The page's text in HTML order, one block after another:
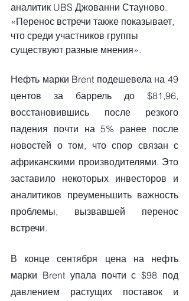
аналитик UBS Джованни Стауново.
«Перенос встречи также показывает,
что среди участников группы
существуют разные мнения».
Нефть марки Brent подешевела на 49
центов за баррель до $81,96,
восстановившись после резкого
падения почти на 5% ранее после
новостей о том, что спор связан с
африканскими производителями. Это
заставило некоторых инвесторов и
аналитиков преуменьшить важность
проблемы, вызвавшей перенос
встречи.
В конце сентября цена на нефть
марки Brent упала почти с $98 под
давлением растущих поставок и